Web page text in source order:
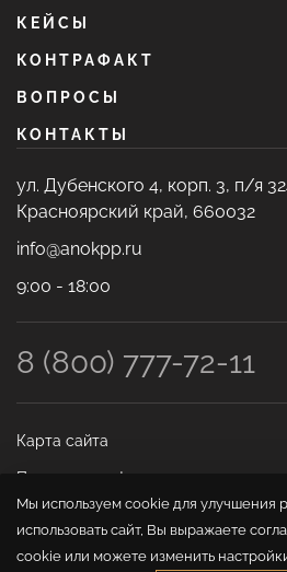
Мы используем cookie для улучшения
использовать сайт, Вы выражаете
cookie или можете изменить
КЕЙСЫ
КОНТРАФАКТ
ВОПРОСЫ
КОНТАКТЫ
8 (800) 777-72-11
ул. Дубенского 4, корп. 3, п/я
Красноярский край, 660032
info@anokpp.ru
9:00 - 18:00
Карта сайта
Политика конфиденциальности